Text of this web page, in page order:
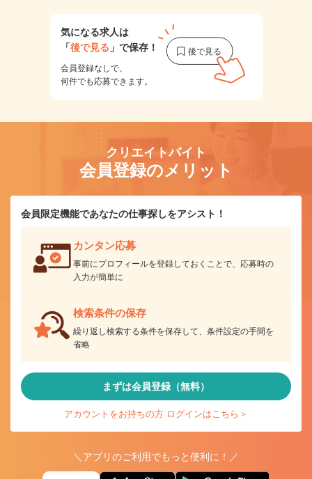
気になる求人は
「後で見る 」で保存！
会員登録なしで、
何件でも応募できます。
クリエイトバイト
会員登録のメリット
会員限定機能であなたの仕事探しをアシスト！
カンタン応募
事前にプロフィールを登録しておくことで、応募時の
入力が簡単に
検索条件の保存
繰り返し検索する条件を保存して、条件設定の手間を
省略
まずは会員登録（無料）
アカウントをお持ちの方 ログインはこちら＞
＼アプリのご利用でもっと便利に！／